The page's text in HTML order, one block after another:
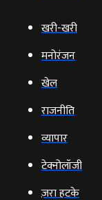
खरी-खरी
मनोरंजन
खेल
राजनीति
व्‍यापार
टेक्‍नोलॉजी
ज़रा हटके